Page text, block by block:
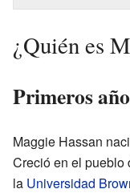
¿Quién es
Primeros
Maggie Hassan
Creció en el pueblo
la Universidad